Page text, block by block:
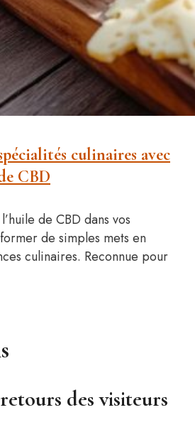
culinaires avec
CBD
de CBD dans vos
de simples mets en
culinaires. Reconnue pour
des visiteurs